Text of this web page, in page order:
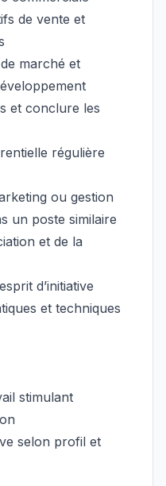
de vente et
marché et
et conclure les
régulière
ou gestion
un poste similaire
et de la
d’initiative
et techniques
stimulant
selon profil et